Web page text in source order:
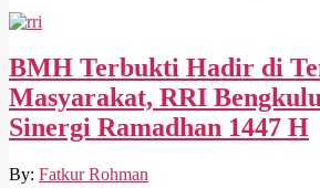
BMH Terbukti Hadir di
Masyarakat, RRI
Sinergi Ramadhan 1447 H
2026-
By: Fatkur Rohman